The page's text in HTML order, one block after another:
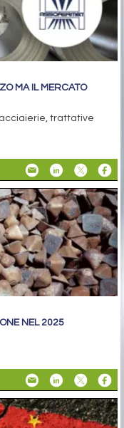
MA IL MERCATO
acciaierie, trattative
NEL 2025